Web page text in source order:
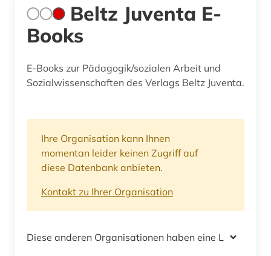
Beltz Juventa E-
Books
E-Books zur Pädagogik/sozialen Arbeit und
Sozialwissenschaften des Verlags Beltz Juventa.
Ihre Organisation kann Ihnen
momentan leider keinen Zugriff auf
diese Datenbank anbieten.
Kontakt zu Ihrer Organisation
Diese anderen Organisationen haben eine Lizenz